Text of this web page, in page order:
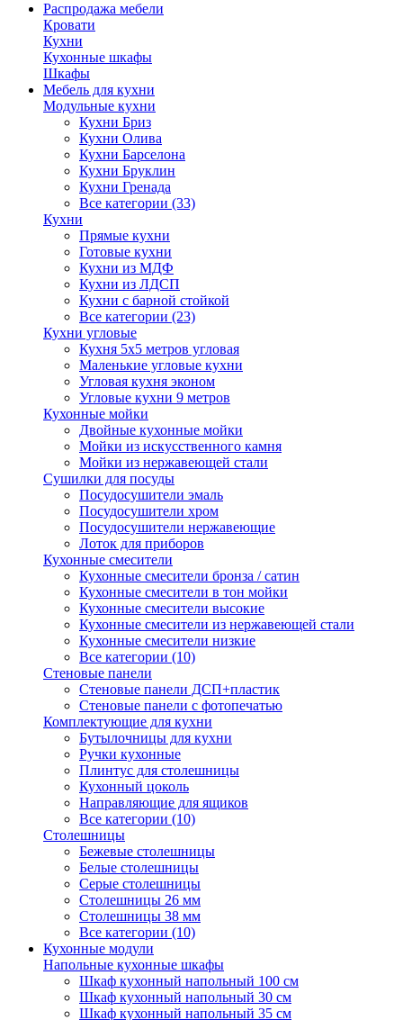
Распродажа мебели
Кровати
Кухни
Кухонные шкафы
Шкафы
Мебель для кухни
Модульные кухни
Кухни Бриз
Кухни Олива
Кухни Барселона
Кухни Бруклин
Кухни Гренада
Все категории (33)
Кухни
Прямые кухни
Готовые кухни
Кухни из МДФ
Кухни из ЛДСП
Кухни с барной стойкой
Все категории (23)
Кухни угловые
Кухня 5х5 метров угловая
Маленькие угловые кухни
Угловая кухня эконом
Угловые кухни 9 метров
Кухонные мойки
Двойные кухонные мойки
Мойки из искусственного камня
Мойки из нержавеющей стали
Сушилки для посуды
Посудосушители эмаль
Посудосушители хром
Посудосушители нержавеющие
Лоток для приборов
Кухонные смесители
Кухонные смесители бронза / сатин
Кухонные смесители в тон мойки
Кухонные смесители высокие
Кухонные смесители из нержавеющей стали
Кухонные смесители низкие
Все категории (10)
Стеновые панели
Стеновые панели ДСП+пластик
Стеновые панели с фотопечатью
Комплектующие для кухни
Бутылочницы для кухни
Ручки кухонные
Плинтус для столешницы
Кухонный цоколь
Направляющие для ящиков
Все категории (10)
Столешницы
Бежевые столешницы
Белые столешницы
Серые столешницы
Столешницы 26 мм
Столешницы 38 мм
Все категории (10)
Кухонные модули
Напольные кухонные шкафы
Шкаф кухонный напольный 100 см
Шкаф кухонный напольный 30 см
Шкаф кухонный напольный 35 см